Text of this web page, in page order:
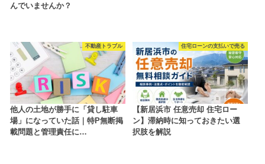
んでいませんか？
不動産トラブル
他人の土地が勝手に「貸し駐車
場」になっていた話｜特P無断掲
載問題と管理責任に…
住宅ローンの支払いで売る
【新居浜市 任意売却 住宅ロー
ン】滞納時に知っておきたい選
択肢を解説